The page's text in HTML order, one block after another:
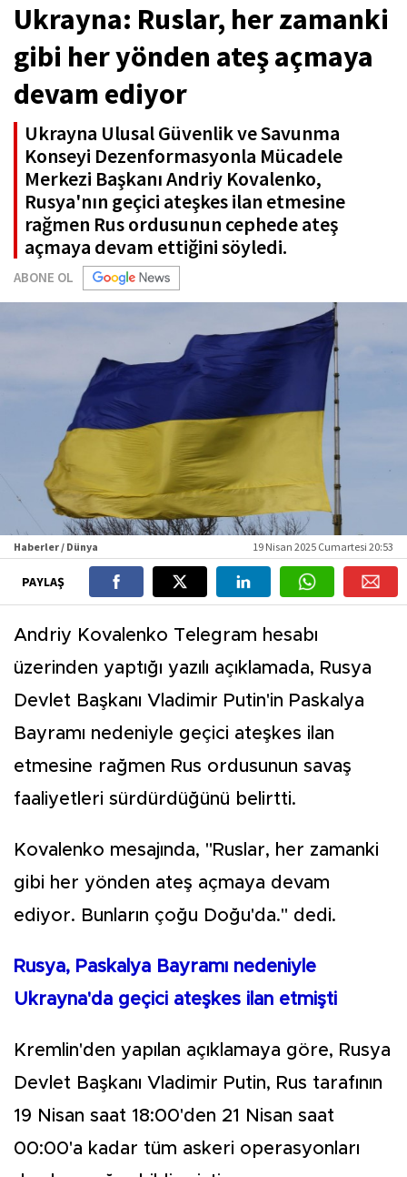
Ukrayna: Ruslar, her zamanki
gibi her yönden ateş açmaya
devam ediyor
Ukrayna Ulusal Güvenlik ve Savunma
Konseyi Dezenformasyonla Mücadele
Merkezi Başkanı Andriy Kovalenko,
Rusya'nın geçici ateşkes ilan etmesine
rağmen Rus ordusunun cephede ateş
açmaya devam ettiğini söyledi.
ABONE OL
Haberler / Dünya 19 Nisan 2025 Cumartesi 20:53
PAYLAŞ
Andriy Kovalenko Telegram hesabı
üzerinden yaptığı yazılı açıklamada, Rusya
Devlet Başkanı Vladimir Putin'in Paskalya
Bayramı nedeniyle geçici ateşkes ilan
etmesine rağmen Rus ordusunun savaş
faaliyetleri sürdürdüğünü belirtti.
Kovalenko mesajında, "Ruslar, her zamanki
gibi her yönden ateş açmaya devam
ediyor. Bunların çoğu Doğu'da." dedi.
Rusya, Paskalya Bayramı nedeniyle
Ukrayna'da geçici ateşkes ilan etmişti
Kremlin'den yapılan açıklamaya göre, Rusya
Devlet Başkanı Vladimir Putin, Rus tarafının
19 Nisan saat 18:00'den 21 Nisan saat
00:00'a kadar tüm askeri operasyonları